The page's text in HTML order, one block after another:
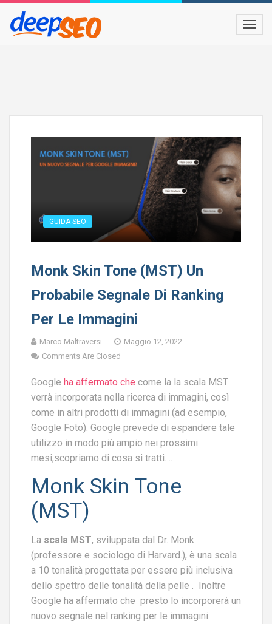
GUIDA SEO
Monk Skin Tone (MST) Un
Probabile Segnale Di Ranking
Per Le Immagini
Marco Maltraversi
Maggio 12, 2022
Comments Are Closed
Google ha affermato che come la la scala MST
verrà incorporata nella ricerca di immagini, così
come in altri prodotti di immagini (ad esempio,
Google Foto). Google prevede di espandere tale
utilizzo in modo più ampio nei prossimi
mesi;scopriamo di cosa si tratti….
Monk Skin Tone
(MST)
La scala MST, sviluppata dal Dr. Monk
(professore e sociologo di Harvard.), è una scala
a 10 tonalità progettata per essere più inclusiva
dello spettro delle tonalità della pelle . Inoltre
Google ha affermato che presto lo incorporerà un
nuovo segnale nel ranking per le immagini.